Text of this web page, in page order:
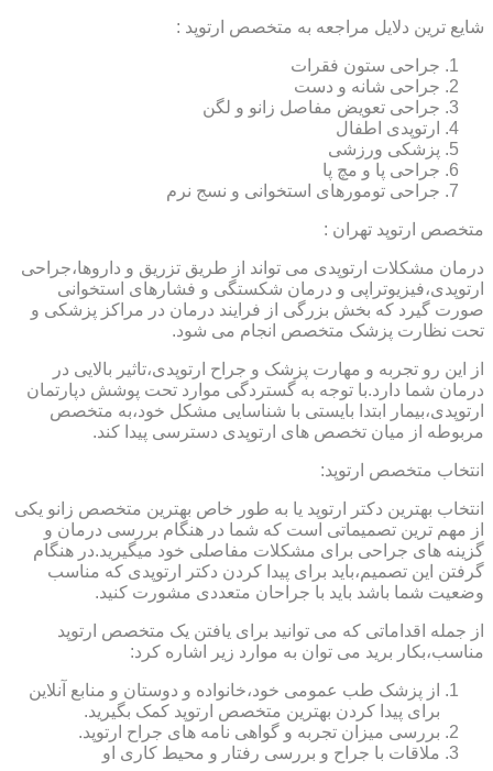
شایع ترین دلایل مراجعه به متخصص ارتوپد :
جراحی ستون فقرات
جراحی شانه و دست
جراحی تعویض مفاصل زانو و لگن
ارتوپدی اطفال
پزشکی ورزشی
جراحی پا و مچ پا
جراحی تومورهای استخوانی و نسج نرم
متخصص ارتوپد تهران :
درمان مشکلات ارتوپدی می تواند از طریق تزریق و داروها،جراحی
ارتوپدی،فیزیوتراپی و درمان شکستگی و فشارهای استخوانی
صورت گیرد که بخش بزرگی از فرایند درمان در مراکز پزشکی و
تحت نظارت پزشک متخصص انجام می شود.
از این رو تجربه و مهارت پزشک و جراح ارتوپدی،تاثیر بالایی در
درمان شما دارد.با توجه به گستردگی موارد تحت پوشش دپارتمان
ارتوپدی،بیمار ابتدا بایستی با شناسایی مشکل خود،به متخصص
مربوطه از میان تخصص های ارتوپدی دسترسی پیدا کند.
انتخاب متخصص ارتوپد:
انتخاب بهترین دکتر ارتوپد یا به طور خاص بهترین متخصص زانو یکی
از مهم ترین تصمیماتی است که شما در هنگام بررسی درمان و
گزینه های جراحی برای مشکلات مفاصلی خود میگیرید.در هنگام
گرفتن این تصمیم،باید برای پیدا کردن دکتر ارتوپدی که مناسب
وضعیت شما باشد باید با جراحان متعددی مشورت کنید.
از جمله اقداماتی که می توانید برای یافتن یک متخصص ارتوپد
مناسب،بکار برید می توان به موارد زیر اشاره کرد:
از پزشک طب عمومی خود،خانواده و دوستان و منابع آنلاین
برای پیدا کردن بهترین متخصص ارتوپد کمک بگیرید.
بررسی میزان تجربه و گواهی نامه های جراح ارتوپد.
ملاقات با جراح و بررسی رفتار و محیط کاری او